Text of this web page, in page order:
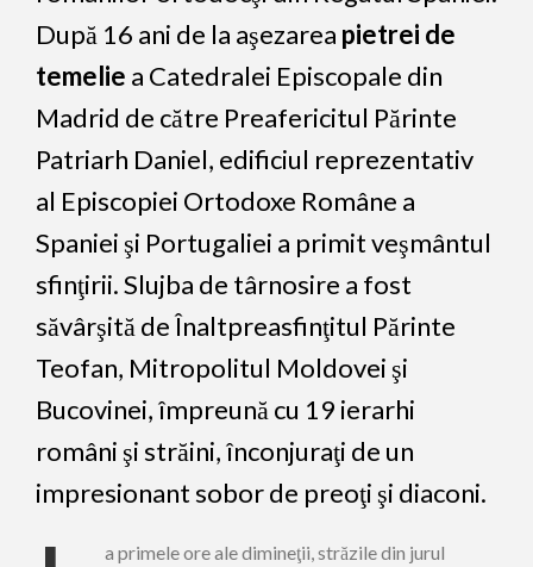
După 16 ani de la aşezarea pietrei de
temelie a Catedralei Episcopale din
Madrid de către Preafericitul Părinte
Patriarh Daniel, edificiul reprezentativ
al Episcopiei Ortodoxe Române a
Spaniei şi Portugaliei a primit veşmântul
sfinţirii. Slujba de târnosire a fost
săvârşită de Înaltpreasfinţitul Părinte
Teofan, Mitropolitul Moldovei şi
Bucovinei, împreună cu 19 ierarhi
români şi străini, înconjuraţi de un
impresionant sobor de preoţi şi diaconi.
a primele ore ale dimineţii, străzile din jurul